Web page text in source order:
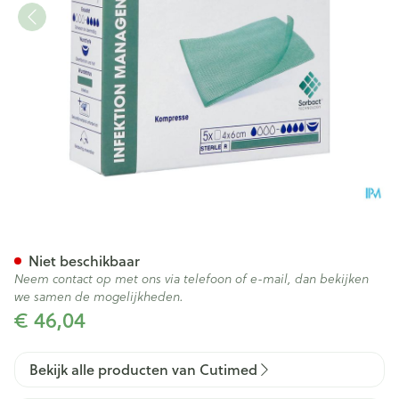
€ 46,04
Niet beschikbaar
Neem contact op met ons via telefoon of e-mail, dan bekijken
we samen de mogelijkheden.
Bekijk alle producten van Cutimed